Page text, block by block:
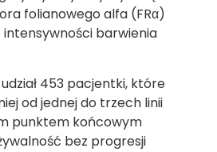
folianowego alfa (FRα)
intensywności barwienia
453 pacjentki, które
od jednej do trzech linii
punktem końcowym
bez progresji